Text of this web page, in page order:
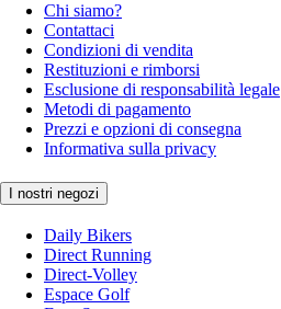
Chi siamo?
Contattaci
Condizioni di vendita
Restituzioni e rimborsi
Esclusione di responsabilità legale
Metodi di pagamento
Prezzi e opzioni di consegna
Informativa sulla privacy
I nostri negozi
Daily Bikers
Direct Running
Direct-Volley
Espace Golf